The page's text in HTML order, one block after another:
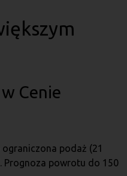
Cenie
podaż (21
Prognoza powrotu do 150